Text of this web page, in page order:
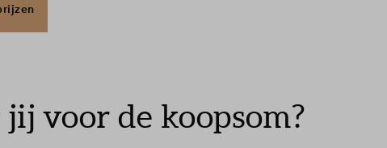
voor de koopsom?